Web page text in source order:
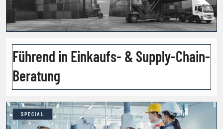
Führend in Einkaufs- & Supply-Chain-
Beratung
SPECIAL